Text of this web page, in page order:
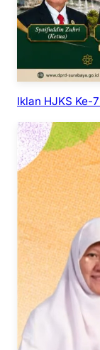
Iklan HJKS Ke-